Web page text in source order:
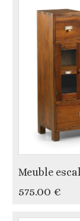
Meuble
575.00 €